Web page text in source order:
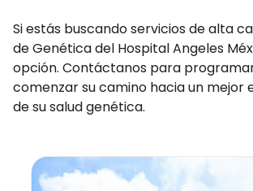
Si estás buscando servicios de alta
de Genética del Hospital Angeles
opción. Contáctanos para
comenzar su camino hacia un mejor
de su salud genética.